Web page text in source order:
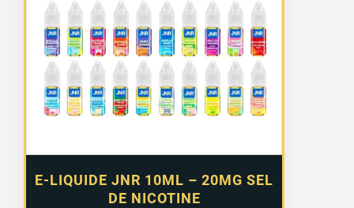
8 avis
E-LIQUIDE JNR 10ML – 20MG SEL
DE NICOTINE
initial
était :
4,50 €.
actuel
est :
4,50 €.